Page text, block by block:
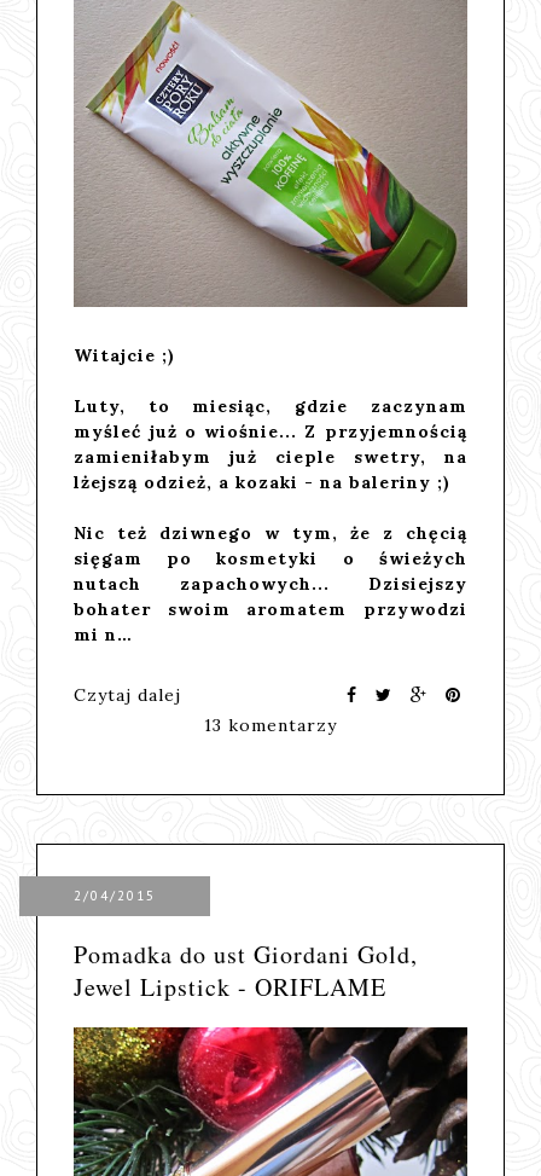
Witajcie ;)
Luty, to miesiąc, gdzie zaczynam
myśleć już o wiośnie... Z przyjemnością
zamieniłabym już cieple swetry, na
lżejszą odzież, a kozaki - na baleriny ;)
Nic też dziwnego w tym, że z chęcią
sięgam po kosmetyki o świeżych
nutach zapachowych... Dzisiejszy
bohater swoim aromatem przywodzi
mi n…
Czytaj dalej
13 komentarzy
2/04/2015
Pomadka do ust Giordani Gold,
Jewel Lipstick - ORIFLAME